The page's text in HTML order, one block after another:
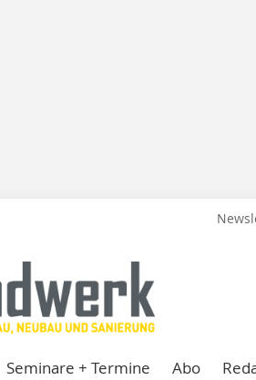
Seminare + Termine Abo